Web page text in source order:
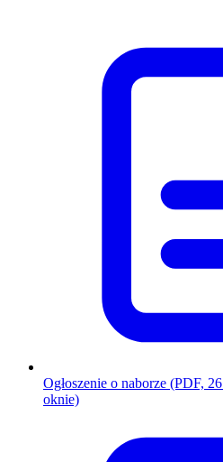
Ogłoszenie o naborze (PDF,
oknie)